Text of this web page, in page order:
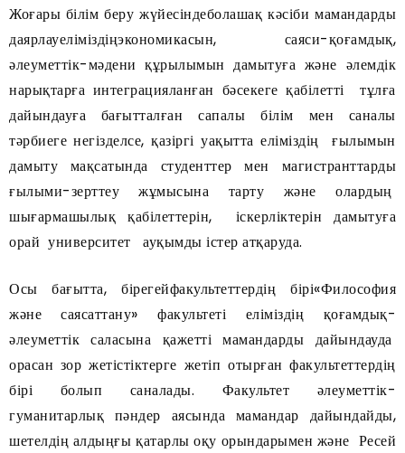
Жоғары білім беру жүйесіндеболашақ кәсіби мамандарды
даярлауеліміздіңэкономикасын, саяси-қоғамдық,
әлеуметтік-мәдени құрылымын дамытуға және әлемдік
нарықтарға интеграцияланған бәсекеге қабілетті тұлға
дайындауға бағытталған сапалы білім мен саналы
тәрбиеге негізделсе, қазіргі уақытта еліміздің ғылымын
дамыту мақсатында студенттер мен магистранттарды
ғылыми-зерттеу жұмысына тарту және олардың
шығармашылық қабілеттерін, іскерліктерін дамытуға
орай университет ауқымды істер атқаруда.
Осы бағытта, бірегейфакультеттердің бірі«Философия
және саясаттану» факультеті еліміздің қоғамдық-
әлеуметтік саласына қажетті мамандарды дайындауда
орасан зор жетістіктерге жетіп отырған факультеттердің
бірі болып саналады. Факультет әлеуметтік-
гуманитарлық пәндер аясында мамандар дайындайды,
шетелдің алдыңғы қатарлы оқу орындарымен және Ресей